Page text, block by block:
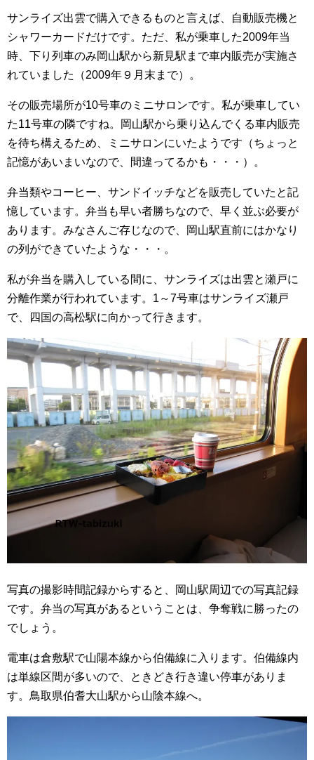
サンライズ出雲で購入できるものと言えば、自動販売機と
シャワーカードだけです。ただ、私が乗車した2009年当
時、下り列車のみ岡山駅から新見駅まで車内販売が実施さ
れていました（2009年９月末まで）。
その販売場所が10号車のミニサロンです。私が乗車してい
た11号車の隣ですね。岡山駅から乗り込んでくる車内販売
を待ち構えるため、ミニサロンにいたようです（ちょっと
記憶があいまいなので、間違ってるかも・・・）。
弁当類やコーヒー、サンドイッチなどを販売していたと記
憶しています。弁当も早い者勝ちなので、早く並ぶ必要が
あります。みなさんご存じなので、岡山駅直前にはかなり
の列ができていたような・・・。
私が弁当を購入している間に、サンライズは出雲と瀬戸に
分離作業が行われています。1～7号車はサンライズ瀬戸
で、四国の高松駅に向かって行きます。
写真の撮影時間記録からすると、岡山駅周辺での写真記録
です。弁当の写真があるということは、争奪戦に勝ったの
でしょう。
電車は倉敷駅で山陽本線から伯備線に入ります。伯備線内
は単線区間が多いので、ときどき行き違い停車がありま
す。鳥取県伯耆大山駅から山陰本線へ。